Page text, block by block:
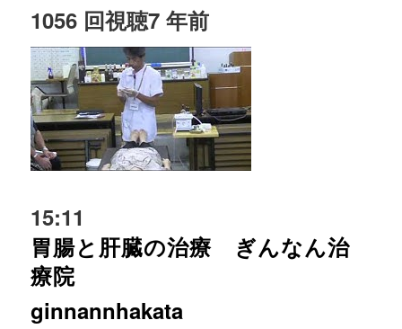
1056 回視聴7 年前
15:11
胃腸と肝臓の治療 ぎんなん治
療院
ginnannhakata